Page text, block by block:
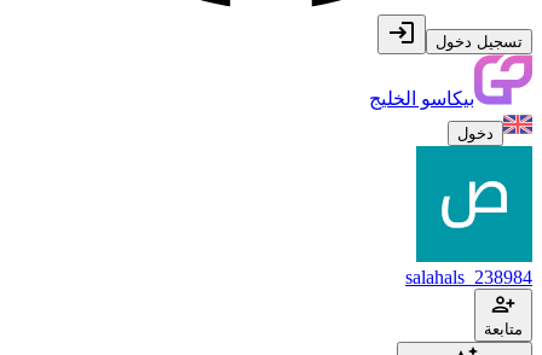
تسجيل دخول
بيكاسو الخليج
دخول
salahals_238984
متابعة